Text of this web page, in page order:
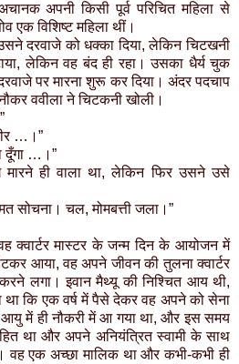
अपनी किसी पूर्व परिचित महिला से
एक विशिष्ट महिला थीं।
दरवाजे को धक्का दिया, लेकिन चिटखनी
लेकिन वह बंद ही रहा। उसका धैर्य चुक
पर मारना शुरू कर दिया। अंदर पदचाप
ववीला ने चिटकनी खोली।
…।”
दूँगा …।”
मारने ही वाला था, लेकिन फिर उसने उसे
सोचना। चल, मोमबत्ती जला।”
क्वार्टर मास्टर के जन्म दिन के आयोजन में
आया, वह अपने जीवन की तुलना क्वार्टर
लगा। इवान मैथ्यू की निश्चित आय थी,
था कि एक वर्ष में पैसे देकर वह अपने को सेना
में ही नौकरी में आ गया था, और इस समय
था और अपने अनियंत्रित स्वामी के साथ
वह एक अच्छा मालिक था और कभी-कभी ही